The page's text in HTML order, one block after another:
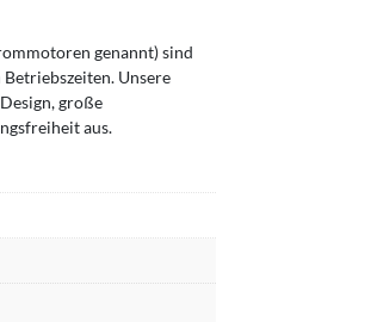
genannt) sind
Unsere
große
aus.